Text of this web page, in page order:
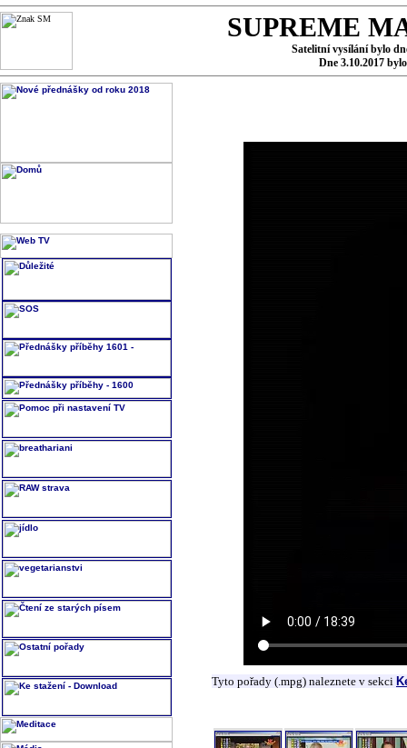
SUPREME
Satelitní vysílání bylo
Dne 3.10.2017
Tyto pořady (.mpg) naleznete v sekci